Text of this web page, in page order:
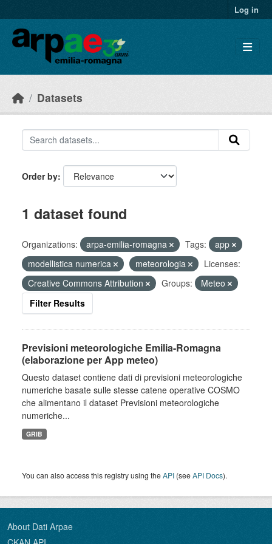
Log in
Datasets
Order by
1 dataset found
Organizations: arpa-emilia-romagna Tags:
app
modellistica numerica
meteorologia
Licenses:
Creative Commons Attribution
Groups:
Meteo
Filter Results
Previsioni meteorologiche Emilia-Romagna
(elaborazione per App meteo)
Questo dataset contiene dati di previsioni meteorologiche
numeriche basate sulle stesse catene operative COSMO
che alimentano il dataset Previsioni meteorologiche
numeriche...
GRIB
You can also access this registry using theAPI (seeAPI Docs).
About Dati Arpae